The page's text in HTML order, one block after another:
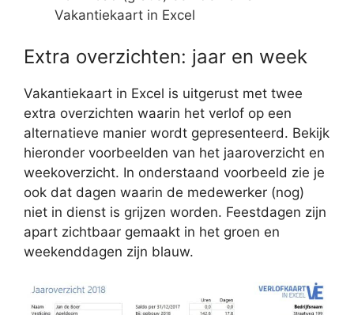
Vakantiekaart in Excel
Extra overzichten: jaar en week
Vakantiekaart in Excel is uitgerust met twee
extra overzichten waarin het verlof op een
alternatieve manier wordt gepresenteerd. Bekijk
hieronder voorbeelden van het jaaroverzicht en
weekoverzicht. In onderstaand voorbeeld zie je
ook dat dagen waarin de medewerker (nog)
niet in dienst is grijzen worden. Feestdagen zijn
apart zichtbaar gemaakt in het groen en
weekenddagen zijn blauw.